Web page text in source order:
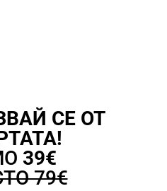
СЕ ОТ
39€
79€